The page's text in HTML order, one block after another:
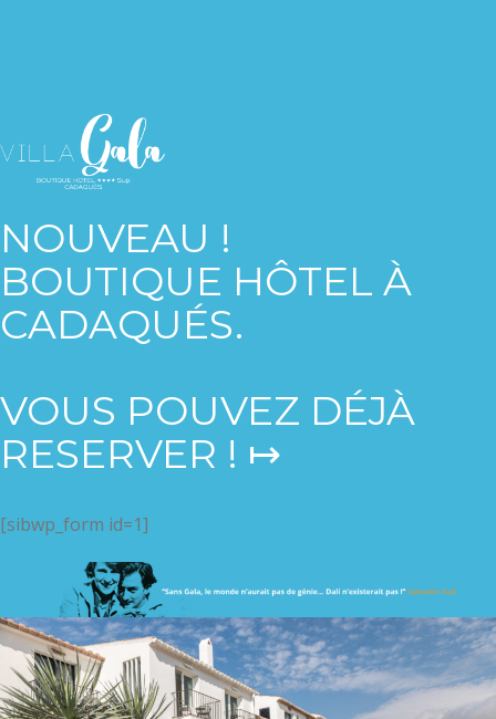
NOUVEAU !
BOUTIQUE HÔTEL À
CADAQUÉS.
VOUS POUVEZ DÉJÀ
RESERVER ! ↦
[sibwp_form id=1]